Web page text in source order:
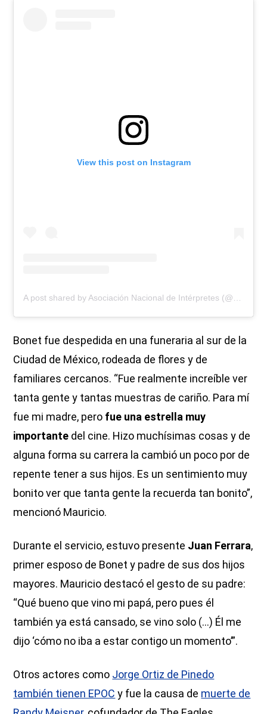
View this post on Instagram
Bonet fue despedida en una funeraria al sur de la
Ciudad de México, rodeada de flores y de
familiares cercanos. “Fue realmente increíble ver
tanta gente y tantas muestras de cariño. Para mí
fue mi madre, pero fue una estrella muy
importante del cine. Hizo muchísimas cosas y de
alguna forma su carrera la cambió un poco por de
repente tener a sus hijos. Es un sentimiento muy
bonito ver que tanta gente la recuerda tan bonito”,
mencionó Mauricio.
Durante el servicio, estuvo presente Juan Ferrara,
primer esposo de Bonet y padre de sus dos hijos
mayores. Mauricio destacó el gesto de su padre:
“Qué bueno que vino mi papá, pero pues él
también ya está cansado, se vino solo (...) Él me
dijo ‘cómo no iba a estar contigo un momento’”.
Otros actores como Jorge Ortiz de Pinedo
también tienen EPOC y fue la causa de muerte de